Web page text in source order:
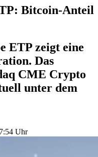
Bitcoin-Anteil
ETP zeigt eine
Das
CME Crypto
unter dem
Uhr